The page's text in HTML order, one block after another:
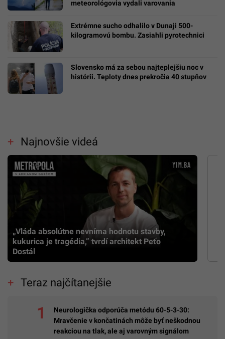
meteorológovia vydali varovania
Extrémne sucho odhalilo v Dunaji 500-
kilogramovú bombu. Zasiahli pyrotechnici
Slovensko má za sebou najteplejšiu noc v
histórii. Teploty dnes prekročia 40 stupňov
Najnovšie videá
„Vláda absolútne nevníma hodnotu stavby,
kukurica je tragédia,” tvrdí architekt Peťo
Dostál
Teraz najčítanejšie
Neurologička odporúča metódu 60-5-3-30:
Mravčenie v končatinách môže byť neškodnou
reakciou na tlak, ale aj varovným signálom